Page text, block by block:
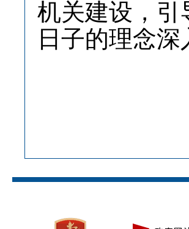
机关建设，引
日子的理念